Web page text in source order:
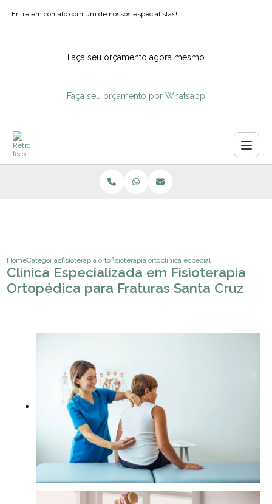
Entre em contato com um de nossos especialistas!
Faça seu orçamento agora mesmo
Faça seu orçamento por Whatsapp
HomeCategoriasfisioterapia ortopedicafisioterapia ortopedica hospitalar
clinica especializada em
Clínica Especializada em Fisioterapia
Ortopédica para Fraturas Santa Cruz